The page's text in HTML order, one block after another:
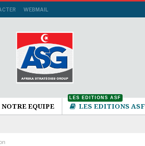
WEBMAIL
NOTRE EQUIPE LES EDITIONS ASF
LES EDITIONS ASF